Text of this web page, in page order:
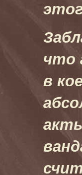
что
в